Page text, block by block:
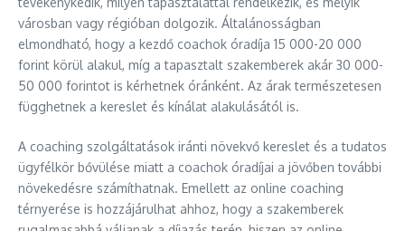
városban vagy régióban dolgozik. Általánosságban
elmondható, hogy a kezdő coachok óradíja 15 000-20 000
forint körül alakul, míg a tapasztalt szakemberek akár 30 000-
50 000 forintot is kérhetnek óránként. Az árak természetesen
függhetnek a kereslet és kínálat alakulásától is.
A coaching szolgáltatások iránti növekvő kereslet és a tudatos
ügyfélkör bővülése miatt a coachok óradíjai a jövőben további
növekedésre számíthatnak. Emellett az online coaching
térnyerése is hozzájárulhat ahhoz, hogy a szakemberek